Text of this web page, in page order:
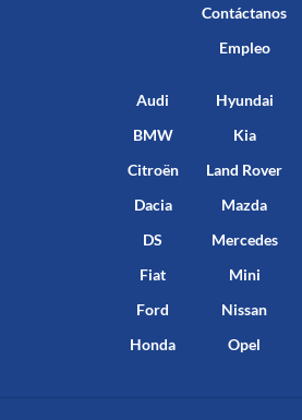
Contáctanos
Empleo
Audi
BMW
Citroën
Dacia
DS
Fiat
Ford
Honda
Hyundai
Kia
Land Rover
Mazda
Mercedes
Mini
Nissan
Opel